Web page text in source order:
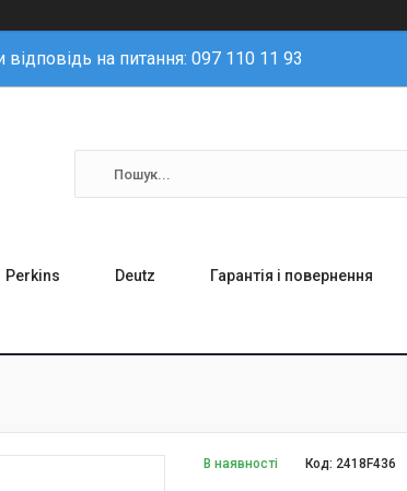
на питання: 097 110 11 93
Perkins Deutz Гарантія і повернення
В наявності Код: 2418F436